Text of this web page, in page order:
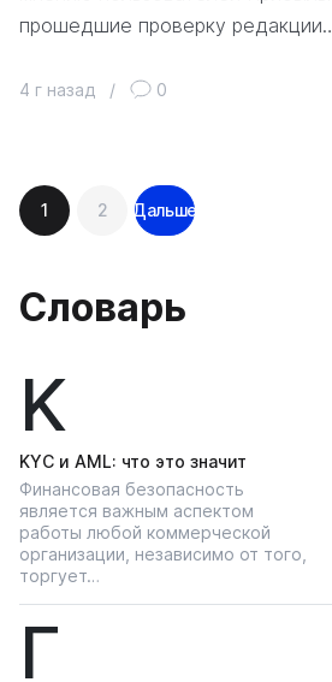
прошедшие проверку
4 г назад / 0
Навигация
по
1 2 Дальше
Словарь
K
KYС и AML: что это значит
Финансовая безопасность
является важным аспектом
работы любой коммерческой
организации, независимо от того,
торгует…
Г